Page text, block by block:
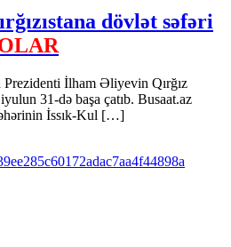
dövlət səfəri
Prezidenti İlham Əliyevin Qırğız
31-də başa çatıb. Busaat.az
İssık-Kul […]